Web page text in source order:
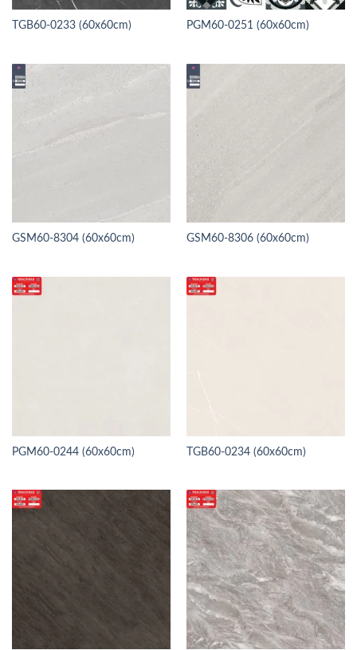
TGB60-0233 (60x60cm) PGM60-0251 (60x60cm)
GSM60-8304 (60x60cm) GSM60-8306 (60x60cm)
PGM60-0244 (60x60cm) TGB60-0234 (60x60cm)